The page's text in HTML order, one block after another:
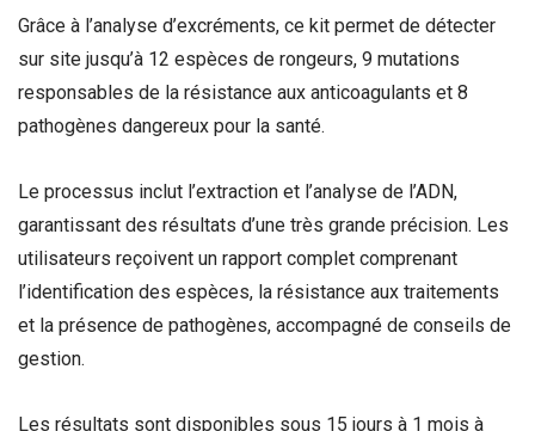
Grâce à l’analyse d’excréments, ce kit permet de détecter
sur site jusqu’à 12 espèces de rongeurs, 9 mutations
responsables de la résistance aux anticoagulants et 8
pathogènes dangereux pour la santé.
Le processus inclut l’extraction et l’analyse de l’ADN,
garantissant des résultats d’une très grande précision. Les
utilisateurs reçoivent un rapport complet comprenant
l’identification des espèces, la résistance aux traitements
et la présence de pathogènes, accompagné de conseils de
gestion.
Les résultats sont disponibles sous 15 jours à 1 mois à